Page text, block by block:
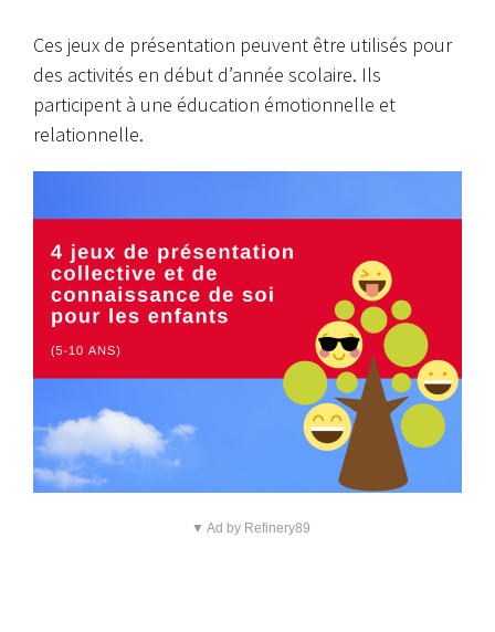
Ces jeux de présentation peuvent être utilisés pour
des activités en début d’année scolaire. Ils
participent à une éducation émotionnelle et
relationnelle.
▼ Ad by Refinery89